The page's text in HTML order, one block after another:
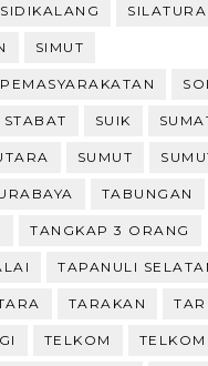
SIDIKALANG
SIMUT
STABAT SUIK
SUMUT
TABUNGAN
TANGKAP 3 ORANG
TAPANULI
TARAKAN
TELKOM